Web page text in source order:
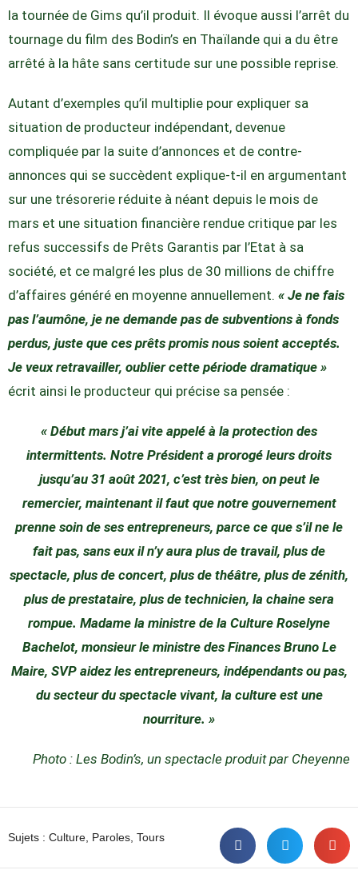
la tournée de Gims qu’il produit. Il évoque aussi l’arrêt du
tournage du film des Bodin’s en Thaïlande qui a du être
arrêté à la hâte sans certitude sur une possible reprise.
Autant d’exemples qu’il multiplie pour expliquer sa
situation de producteur indépendant, devenue
compliquée par la suite d’annonces et de contre-
annonces qui se succèdent explique-t-il en argumentant
sur une trésorerie réduite à néant depuis le mois de
mars et une situation financière rendue critique par les
refus successifs de Prêts Garantis par l’Etat à sa
société, et ce malgré les plus de 30 millions de chiffre
d’affaires généré en moyenne annuellement. « Je ne fais
pas l’aumône, je ne demande pas de subventions à fonds
perdus, juste que ces prêts promis nous soient acceptés.
Je veux retravailler, oublier cette période dramatique »
écrit ainsi le producteur qui précise sa pensée :
« Début mars j’ai vite appelé à la protection des
intermittents. Notre Président a prorogé leurs droits
jusqu’au 31 août 2021, c’est très bien, on peut le
remercier, maintenant il faut que notre gouvernement
prenne soin de ses entrepreneurs, parce ce que s’il ne le
fait pas, sans eux il n’y aura plus de travail, plus de
spectacle, plus de concert, plus de théâtre, plus de zénith,
plus de prestataire, plus de technicien, la chaine sera
rompue. Madame la ministre de la Culture Roselyne
Bachelot, monsieur le ministre des Finances Bruno Le
Maire, SVP aidez les entrepreneurs, indépendants ou pas,
du secteur du spectacle vivant, la culture est une
nourriture. »
Photo : Les Bodin’s, un spectacle produit par Cheyenne
Sujets : Culture Paroles Tours